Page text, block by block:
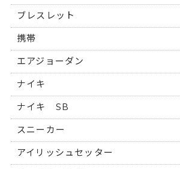
ブレスレット
携帯
エアジョーダン
ナイキ
ナイキ SB
スニーカー
アイリッシュセッター